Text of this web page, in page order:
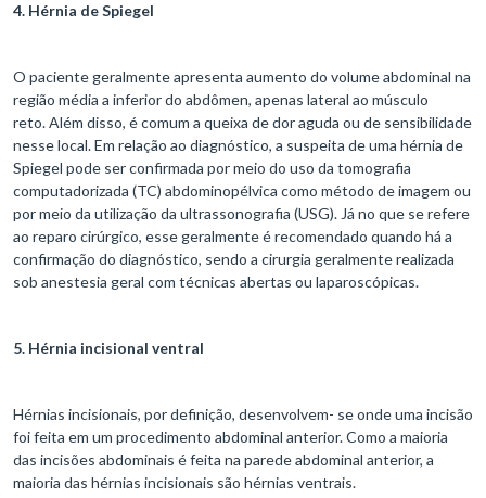
4. Hérnia de Spiegel
O paciente geralmente apresenta aumento do volume abdominal na
região média a inferior do abdômen, apenas lateral ao músculo
reto. Além disso, é comum a queixa de dor aguda ou de sensibilidade
nesse local. Em relação ao diagnóstico, a suspeita de uma hérnia de
Spiegel pode ser confirmada por meio do uso da tomografia
computadorizada (TC) abdominopélvica como método de imagem ou
por meio da utilização da ultrassonografia (USG). Já no que se refere
ao reparo cirúrgico, esse geralmente é recomendado quando há a
confirmação do diagnóstico, sendo a cirurgia geralmente realizada
sob anestesia geral com técnicas abertas ou laparoscópicas.
5. Hérnia incisional ventral
Hérnias incisionais, por definição, desenvolvem- se onde uma incisão
foi feita em um procedimento abdominal anterior. Como a maioria
das incisões abdominais é feita na parede abdominal anterior, a
maioria das hérnias incisionais são hérnias ventrais.